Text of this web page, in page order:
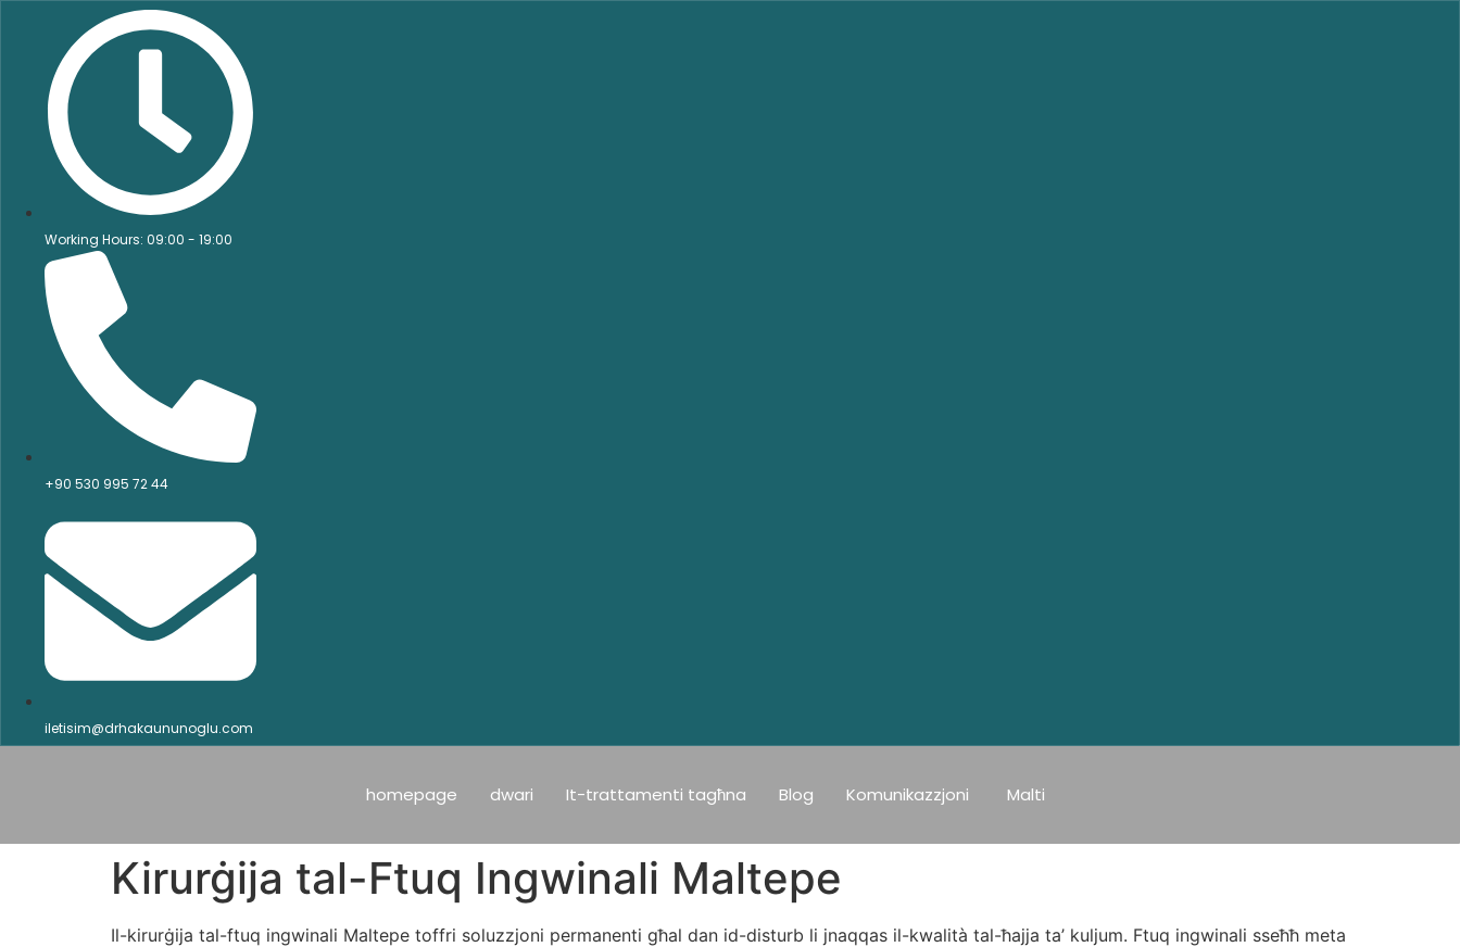
Working Hours: 09:00 - 19:00
+90 530 995 72 44
iletisim@drhakaununoglu.com
homepage dwari It-trattamenti tagħna Blog Komunikazzjoni Malti
Kirurġija tal-Ftuq Ingwinali Maltepe
Il-kirurġija tal-ftuq ingwinali Maltepe toffri soluzzjoni permanenti għal dan id-disturb li jnaqqas il-kwalità tal-ħajja ta’ kuljum. Ftuq ingwinali sseħħ meta